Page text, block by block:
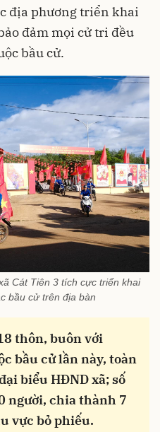
địa phương triển khai
đảm mọi cử tri đều
bầu cử.
Cát Tiên 3 tích cực triển khai
bầu cử trên địa bàn
thôn, buôn với
bầu cử lần này, toàn
biểu HĐND xã; số
người, chia thành 7
vực bỏ phiếu.